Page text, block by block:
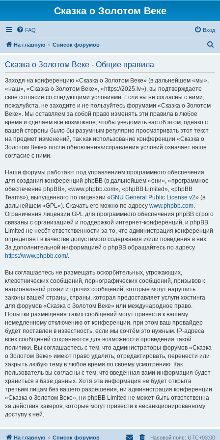
Сказка о Золотом Веке
FAQ Вход
На главную Список форумов
Сказка о Золотом Веке - Общие правила
Заходя на конференцию «Сказка о Золотом Веке» (в дальнейшем «мы»,
«наш», «Сказка о Золотом Веке», «https://2025.lv»), вы подтверждаете
своё согласие со следующими условиями. Если вы не согласны с ними,
пожалуйста, не заходите и не пользуйтесь форумами «Сказка о Золотом
Веке». Мы оставляем за собой право изменять эти правила в любое
время и сделаем всё возможное, чтобы уведомить вас об этом, однако с
вашей стороны было бы разумным регулярно просматривать этот текст
на предмет изменений, так как использование конференции «Сказка о
Золотом Веке» после обновления/исправления условий означает ваше
согласие с ними.
Наши форумы работают под управлением программного обеспечения
для создания конференций phpBB (в дальнейшем «они», «программное
обеспечение phpBB», «www.phpbb.com», «phpBB Limited», «phpBB
Teams»), выпущенного по лицензии «GNU General Public License v2» (в
дальнейшем «GPL»). Скачать его можно по адресу www.phpbb.com.
Ограничения лицензии GPL для программного обеспечения phpBB строго
связаны с организацией и поддержкой интернет-конференций, и phpBB
Limited не несёт ответственности за то, что администрация конференций
определяет в качестве допустимого содержания и/или поведения в них.
За дополнительной информацией о phpBB обращайтесь по адресу
https://www.phpbb.com/.
Вы соглашаетесь не размещать оскорбительных, угрожающих,
клеветнических сообщений, порнографических сообщений, призывов к
национальной розни и прочих сообщений, которые могут нарушить
законы вашей страны, страны, которая предоставляет услуги хостинга
для форумов «Сказка о Золотом Веке» или международное право.
Попытки размещения таких сообщений могут привести к вашему
немедленному отключению от конференции, при этом ваш провайдер
будет поставлен в известность, если мы сочтём это нужным. IP-адреса
всех сообщений сохраняются для возможности проведения такой
политики. Вы соглашаетесь с тем, что администраторы форумов «Сказка
о Золотом Веке» имеют право удалить, отредактировать, перенести или
закрыть любую тему в любое время по своему усмотрению. Как
пользователь вы согласны с тем, что введённая вами информация будет
храниться в базе данных. Хотя эта информация не будет открыта
третьим лицам без вашего разрешения, ни администрация конференции
«Сказка о Золотом Веке», ни phpBB Limited не может быть ответственна
за действия хакеров, которые могут привести к несанкционированному
доступу к ней.
На главную Список форумов Часовой пояс: UTC+03:00